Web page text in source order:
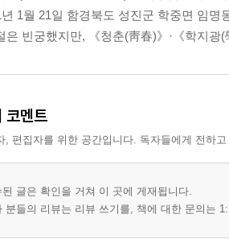
1월 21일 함경북도 성진군 학중면 임
은 빈궁했지만, 《청춘(靑春)》·《학지
코멘트
, 편집자를 위한 공간입니다. 독자들에게 전하
된 글은 확인을 거쳐 이 곳에 게재됩니다.
분들의 리뷰는 리뷰 쓰기를, 책에 대한 문의는